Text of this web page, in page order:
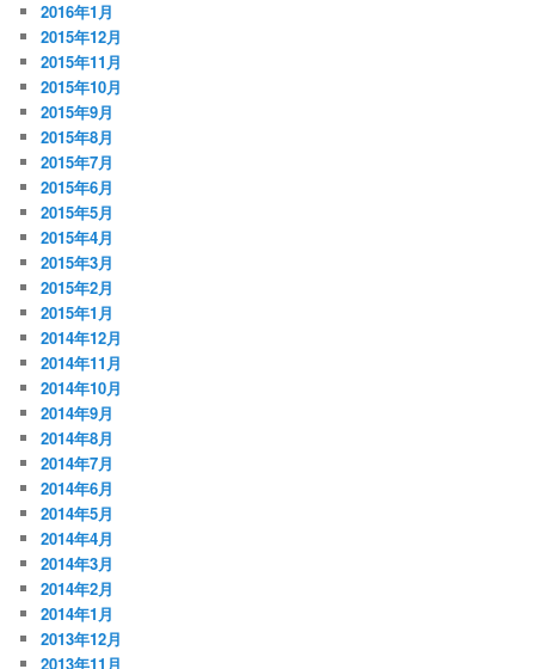
2016年1月
2015年12月
2015年11月
2015年10月
2015年9月
2015年8月
2015年7月
2015年6月
2015年5月
2015年4月
2015年3月
2015年2月
2015年1月
2014年12月
2014年11月
2014年10月
2014年9月
2014年8月
2014年7月
2014年6月
2014年5月
2014年4月
2014年3月
2014年2月
2014年1月
2013年12月
2013年11月